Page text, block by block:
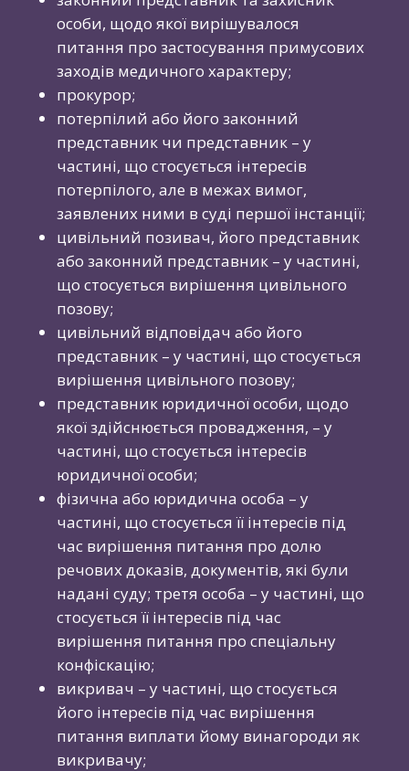
особи, щодо якої вирішувалося
питання про застосування примусових
заходів медичного характеру;
прокурор;
потерпілий або його законний
представник чи представник – у
частині, що стосується інтересів
потерпілого, але в межах вимог,
заявлених ними в суді першої інстанції;
цивільний позивач, його представник
або законний представник – у частині,
що стосується вирішення цивільного
позову;
цивільний відповідач або його
представник – у частині, що стосується
вирішення цивільного позову;
представник юридичної особи, щодо
якої здійснюється провадження, – у
частині, що стосується інтересів
юридичної особи;
фізична або юридична особа – у
частині, що стосується її інтересів під
час вирішення питання про долю
речових доказів, документів, які були
надані суду; третя особа – у частині, що
стосується її інтересів під час
вирішення питання про спеціальну
конфіскацію;
викривач – у частині, що стосується
його інтересів під час вирішення
питання виплати йому винагороди як
викривачу;